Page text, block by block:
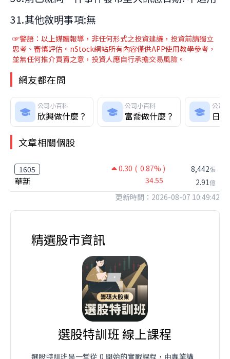
31.其他敘明事項:無
☞警語：以上媒體報導 ，非任何形式之投資建議，投資前請獨立
思考、審慎評估。nStock網站所有內容僅供APP使用教學參考，
並無任何推介買賣之意，投資人應自行承擔交易風險。
網友都在問
公司小百科
欣興做什麼？
公司小百科
富喬做什麼？
公司
日
文章相關個股
1605 0.30 ( 0.87% )
華新 34.55
8,442張
2.91億
更新時間：2026-08-07 10:49:42
精選股市資訊
選股特訓班 線上課程
選股特訓班是一堂從 0 開始的實戰課程，由專業講